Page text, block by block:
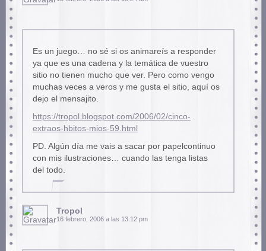
Es un juego… no sé si os animareís a responder
ya que es una cadena y la temática de vuestro
sitio no tienen mucho que ver. Pero como vengo
muchas veces a veros y me gusta el sitio, aquí os
dejo el mensajito.
https://tropol.blogspot.com/2006/02/cinco-
extraos-hbitos-mios-59.html
PD. Algún día me vais a sacar por papelcontinuo
con mis ilustraciones… cuando las tenga listas
del todo.
Tropol
16 febrero, 2006 a las 13:12 pm